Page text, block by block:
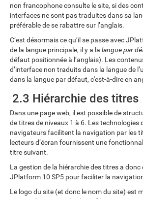
non francophone consulte le site, si des
interfaces ne sont pas traduites dans sa
préférable de se rabattre sur l’anglais.
C’est désormais ce qu’il se passe avec
de la langue principale, il y a la langue par
défaut positionnée à l’anglais). Les
d’interface non traduits dans la langue de
dans la langue par défaut, c'est-à-dire en
2.3 Hiérarchie des titres
Dans une page web, il est possible de
de titres de niveaux 1 à 6. Les technologies
navigateurs facilitent la navigation par les
lecteurs d’écran fournissent une
titre suivant.
La gestion de la hiérarchie des titres a donc
JPlatform 10 SP5 pour faciliter la
Le logo du site (et donc le nom du site) est